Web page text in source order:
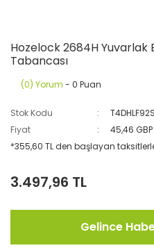
Hozelock 2684H Yuvarlak
Tabancası
(0) Yorum - 0 Puan
Stok Kodu
Fiyat
45,46
*355,60 TL den başlayan
3.497,96 TL
Gelince